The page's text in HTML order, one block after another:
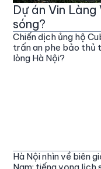
Dự án Vin
sóng?
Chiến dịch ủng hộ
trấn an phe bảo thủ
lòng Hà Nội?
Hà Nội nhìn về biên